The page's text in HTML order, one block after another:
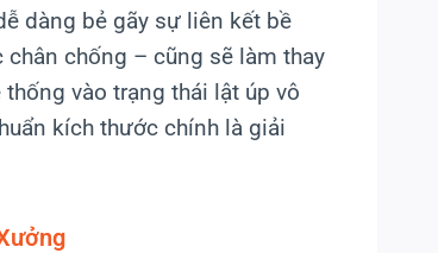
dàng bẻ gãy sự liên kết bề
chống – cũng sẽ làm thay
vào trạng thái lật úp vô
kích thước chính là giải